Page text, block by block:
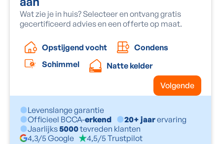
Wat zie je in huis? Selecteer en ontvang gratis
gecertificeerd advies en een offerte op maat.
Opstijgend vocht
Condens
Schimmel
Natte kelder
Volgende
Levenslange garantie
Officieel BCCA-erkend 20+ jaarervaring
Jaarlijks5000tevreden klanten
4,3/5 Google
4,5/5 Trustpilot